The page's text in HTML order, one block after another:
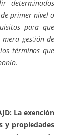
determinados
primer nivel o
para que
mera gestión de
términos que
La exención
y propiedades